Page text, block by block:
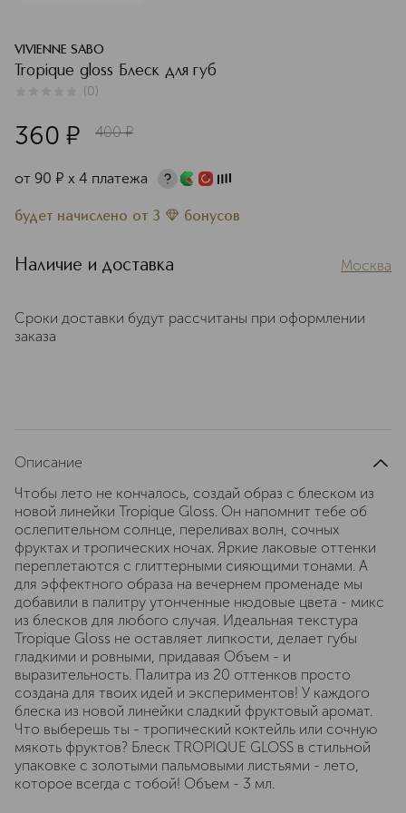
VIVIENNE SABO
Tropique gloss Блеск для губ
(0)
360 ¤ 400 ¤
от 90 ¤ х 4 платежа
будет начислено от 3 бонусов
Наличие и доставка Москва
Сроки доставки будут рассчитаны при оформлении
заказа
Описание
Чтобы лето не кончалось, создай образ с блеском из
новой линейки Tropique Gloss. Он напомнит тебе об
ослепительном солнце, переливах волн, сочных
фруктах и тропических ночах. Яркие лаковые оттенки
переплетаются с глиттерными сияющими тонами. А
для эффектного образа на вечернем променаде мы
добавили в палитру утонченные нюдовые цвета - микс
из блесков для любого случая. Идеальная текстура
Tropique Gloss не оставляет липкости, делает губы
гладкими и ровными, придавая Объем - и
выразительность. Палитра из 20 оттенков просто
создана для твоих идей и экспериментов! У каждого
блеска из новой линейки сладкий фруктовый аромат.
Что выберешь ты - тропический коктейль или сочную
мякоть фруктов? Блеск TROPIQUE GLOSS в стильной
упаковке с золотыми пальмовыми листьями - лето,
которое всегда с тобой! Объем - 3 мл.